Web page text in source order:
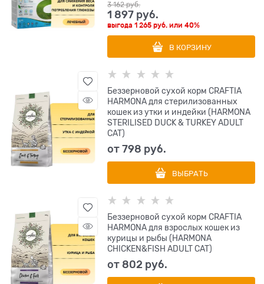
3 162 руб.
1 897 руб.
выгода1 265 руб. или40%
В КОРЗИНУ
Беззерновой сухой корм CRAFTIA
HARMONA для стерилизованных
кошек из утки и индейки (HARMONA
STERILISED DUCK & TURKEY ADULT
CAT)
от798 руб.
ВЫБРАТЬ
Беззерновой сухой корм CRAFTIA
HARMONA для взрослых кошек из
курицы и рыбы (HARMONA
CHICKEN&FISH ADULT CAT)
от 802 руб.